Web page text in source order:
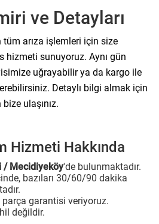
ve Detayları
arıza işlemleri için size
hizmeti sunuyoruz. Aynı gün
uğrayabilir ya da kargo ile
Detaylı bilgi almak için
ulaşınız.
Hizmeti Hakkında
/ Mecidiyeköy'de bulunmaktadır.
bazıları 30/60/90 dakika
garantisi veriyoruz.
değildir.